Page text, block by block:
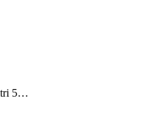
5…